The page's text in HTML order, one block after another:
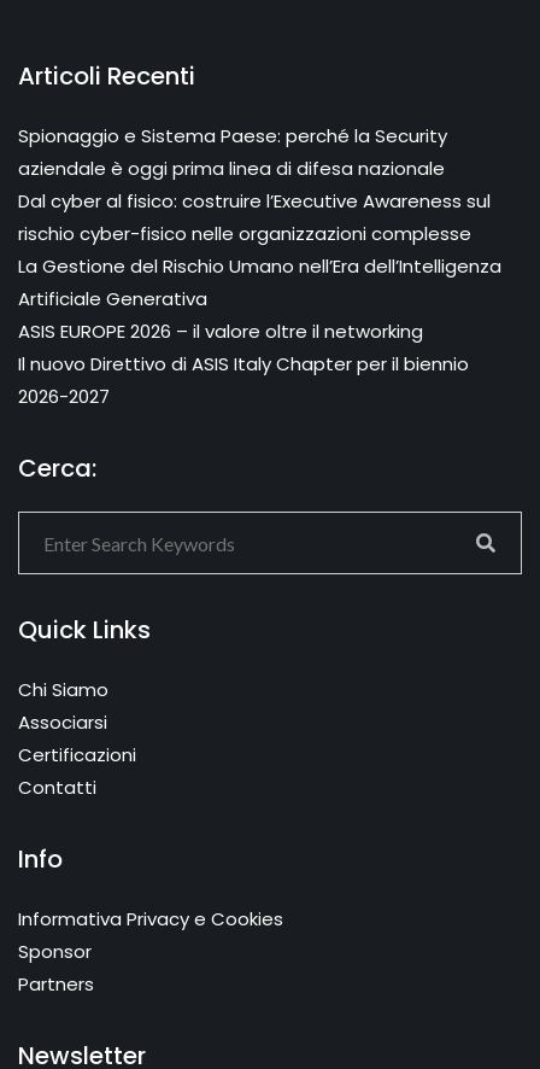
Articoli Recenti
Spionaggio e Sistema Paese: perché la Security
aziendale è oggi prima linea di difesa nazionale
Dal cyber al fisico: costruire l’Executive Awareness sul
rischio cyber-fisico nelle organizzazioni complesse
La Gestione del Rischio Umano nell’Era dell’Intelligenza
Artificiale Generativa
ASIS EUROPE 2026 – il valore oltre il networking
Il nuovo Direttivo di ASIS Italy Chapter per il biennio
2026-2027
Cerca:
Quick Links
Chi Siamo
Associarsi
Certificazioni
Contatti
Info
Informativa Privacy e Cookies
Sponsor
Partners
Newsletter